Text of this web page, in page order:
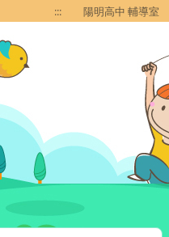
::: 陽明高中 輔導室